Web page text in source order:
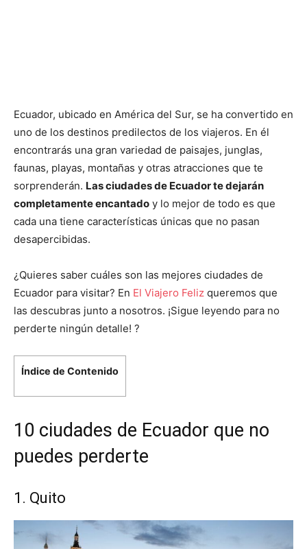
Ecuador, ubicado en América del Sur, se ha convertido en
uno de los destinos predilectos de los viajeros. En él
encontrarás una gran variedad de paisajes, junglas,
faunas, playas, montañas y otras atracciones que te
sorprenderán. Las ciudades de Ecuador te dejarán
completamente encantado y lo mejor de todo es que
cada una tiene características únicas que no pasan
desapercibidas.
¿Quieres saber cuáles son las mejores ciudades de
Ecuador para visitar? En El Viajero Feliz queremos que
las descubras junto a nosotros. ¡Sigue leyendo para no
perderte ningún detalle! ?
Índice de Contenido
10 ciudades de Ecuador que no
puedes perderte
1. Quito